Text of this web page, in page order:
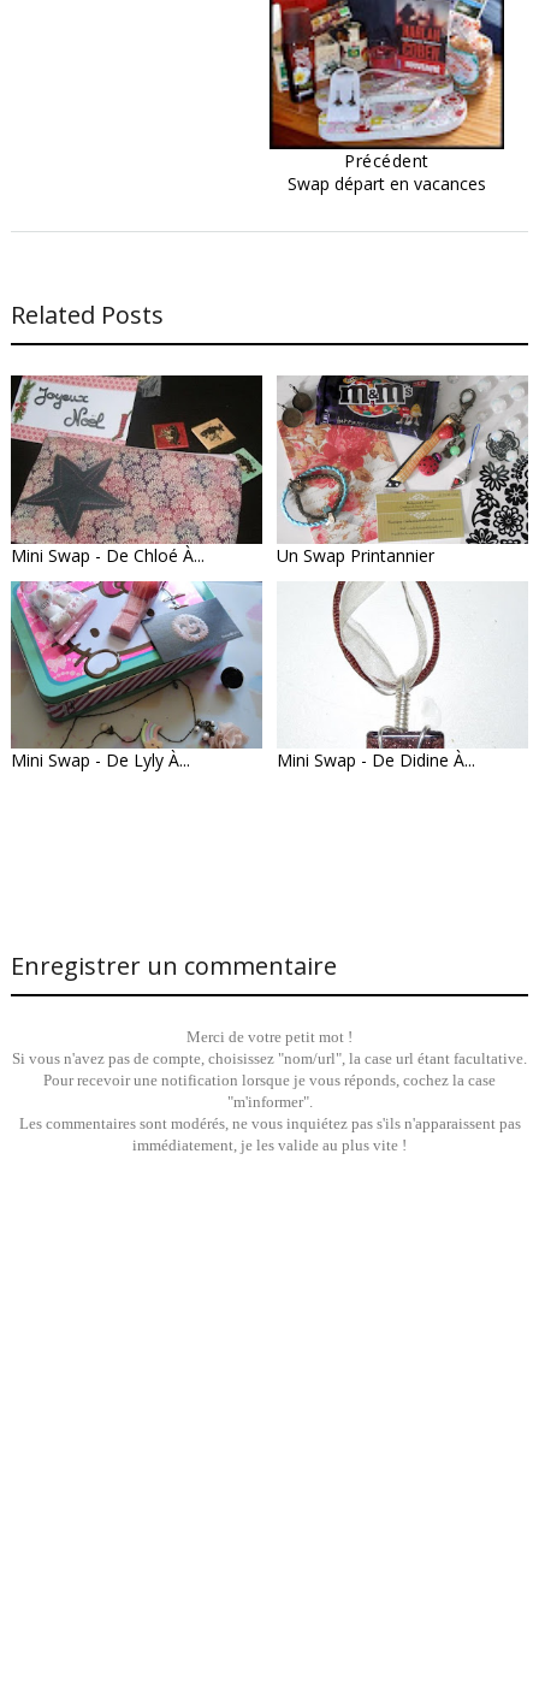
Précédent
Swap départ en vacances
Related Posts
Mini Swap - De Chloé À... Un Swap Printannier
Mini Swap - De Lyly À... Mini Swap - De Didine À...
Enregistrer un commentaire
Merci de votre petit mot !
Si vous n'avez pas de compte, choisissez "nom/url", la case url étant facultative.
Pour recevoir une notification lorsque je vous réponds, cochez la case
"m'informer".
Les commentaires sont modérés, ne vous inquiétez pas s'ils n'apparaissent pas
immédiatement, je les valide au plus vite !